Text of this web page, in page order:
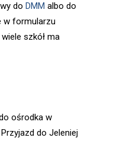
do DMM albo do
w formularzu
szkół ma
ośrodka w
do Jeleniej